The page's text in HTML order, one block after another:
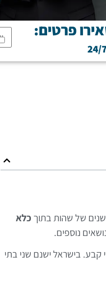
פרטים:
של שהות בתוך כלא
נוספים.
קבע. בישראל ישנם שני בתי